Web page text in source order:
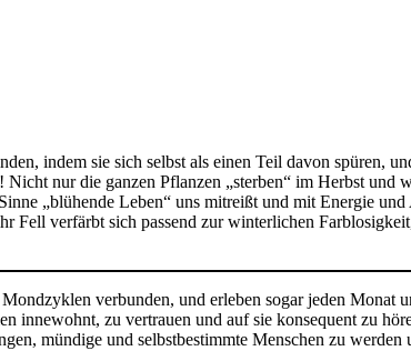
indem sie sich selbst als einen Teil davon spüren,
nur die ganzen Pflanzen „sterben“ im Herbst und
„blühende Leben“ uns mitreißt und mit Energie
Fell verfärbt sich passend zur winterlichen
verbunden, und erleben sogar jeden Monat
innewohnt, zu vertrauen und auf sie konsequent zu
mündige und selbstbestimmte Menschen zu werden